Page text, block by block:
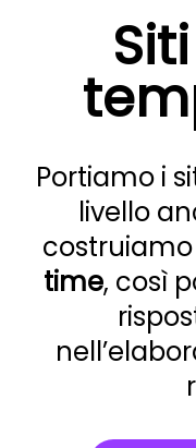
Portiamo i
livello
time, così